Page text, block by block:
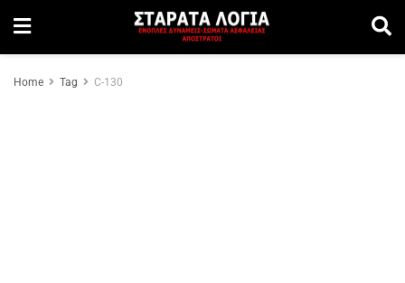
Home Tag C-130